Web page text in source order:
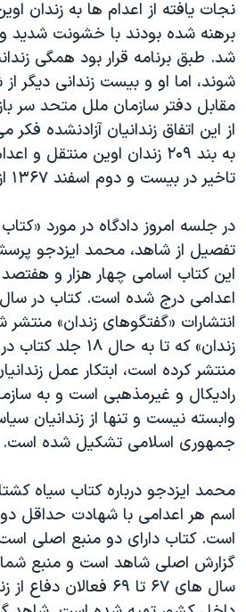
نجات یافته از اعدام ها به زندان
برهنه شده بودند با خشونت شدید و
شد. طبق برنامه قرار بود همگی
شوند، اما او و بیست زندانی دیگر
مقابل دفتر سازمان ملل متحد سر
از این اتفاق زندانیان آزادنشده
به بند ۲۰۹ زندان اوین منتقل
تاخیر در بیست و دوم اسفند ۱۳۶۷ از زندان اوین آزاد شد.
تفصیل از شاهد، محمد ایزدجو
این کتاب اسامی چهار هزار و هفتصد
انتشارات «گفتگوهای زندان»
زندان» که تا به
منتشر کرده است، ابتکار عمل
رادیکال و غیرمذهبی است و به
وابسته نیست و تنها از زندانیان
جمهوری اسلامی تشکیل شده است.
اسم هر اعدامی با شهادت حداقل
است. کتاب دارای دو منبع اصلی
سال های ۶۷ تا ۶۹